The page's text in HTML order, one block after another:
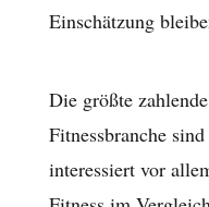
Einschätzung
Die größte
Fitnessbranche
interessiert vor